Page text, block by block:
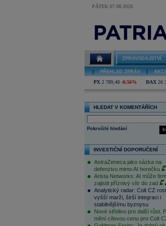
PÁTEK 07.08.2026
ZPRAVODAJSTVÍ
PŘEHLED ZPRÁV
PX 2 789,48 -0,56% DAX 26
HLEDAT V KOMENTÁŘÍCH
Pokročilé hledání
INVESTIČNÍ DOPORUČENÍ
AstraZeneca jako sázka na
defenzivu mimo AI horečku
Arista Networks: AI může
zajistit příznivý vítr do zad
Analytický radar: Colt CZ
vyšší marži, širší integraci i
stabilnějšímu byznysu
Nové střelivo pro další růst.
mění cílovou cenu pro Colt